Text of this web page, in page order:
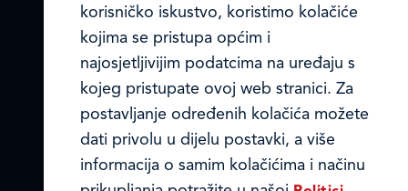
Online formular
Obavijest o Privatnosti i Kolačići
Privacy notice and Cookies
© LEDO plus d.o.o. 2026.
korisničko iskustvo, koristimo kolačiće
kojima se pristupa općim i
najosjetljivijim podatcima na uređaju s
kojeg pristupate ovoj web stranici. Za
postavljanje određenih kolačića možete
dati privolu u dijelu postavki, a više
informacija o samim kolačićima i načinu
IZABERITE KOLAČIĆE NA STRANICI
Omogućite ili onemogućite web-
stranici upotrebu funkcionalnih i/ili
reklamnih kolačića opisanih u nastavku: